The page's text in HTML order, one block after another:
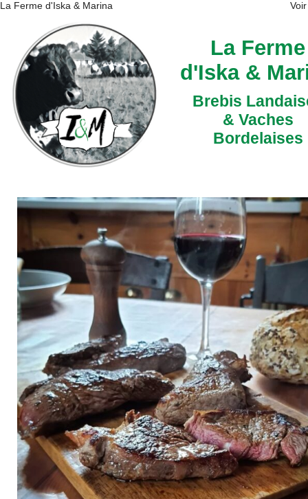
La Ferme d'Iska & Marina
La Ferme
d'Iska &
Brebis
& Vaches
Bordelaises